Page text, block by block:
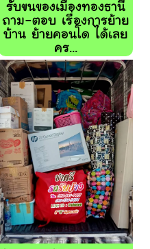
รับขนของเมืองทองธานี
ถาม-ตอบ เรื่องการย้าย
บ้าน ย้ายคอนโด ได้เลย
คร...